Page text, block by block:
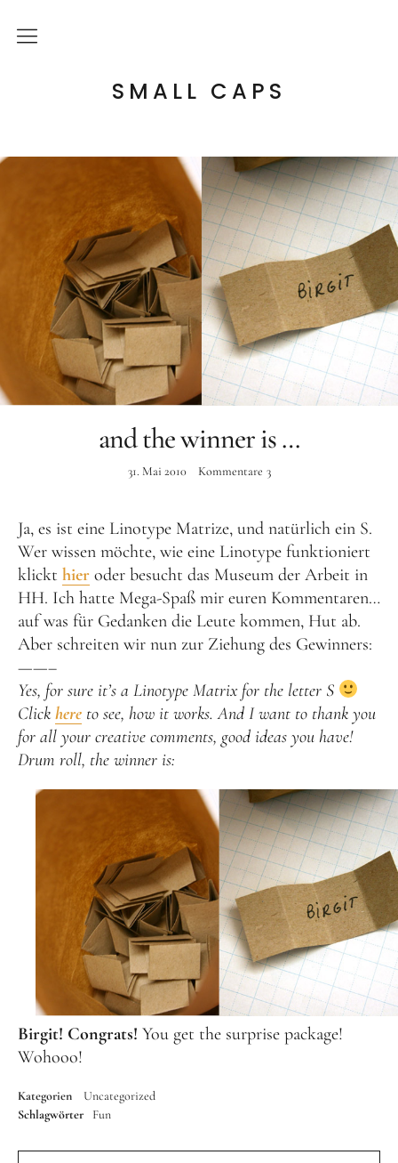
SMALL CAPS
Über mich
Letterpress Workshops
Online Kurs
Blog
and the winner is …
31. Mai 2010 Kommentare 3
Ja, es ist eine Linotype Matrize, und natürlich ein S.
Wer wissen möchte, wie eine Linotype funktioniert
klickt hier oder besucht das Museum der Arbeit in
HH. Ich hatte Mega-Spaß mir euren Kommentaren…
auf was für Gedanken die Leute kommen, Hut ab.
Aber schreiten wir nun zur Ziehung des Gewinners:
——–
Yes, for sure it’s a Linotype Matrix for the letter S
Click here to see, how it works. And I want to thank you
for all your creative comments, good ideas you have!
Drum roll, the winner is:
Birgit! Congrats! You get the surprise package!
Wohooo!
Kategorien
Uncategorized
Schlagwörter
Fun